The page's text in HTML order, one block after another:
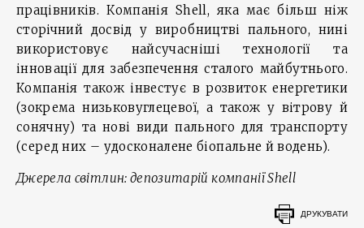
працівників. Компанія Shell, яка має більш ніж
сторічний досвід у виробництві пального, нині
використовує найсучасніші технології та
інновації для забезпечення сталого майбутнього.
Компанія також інвестує в розвиток енергетики
(зокрема низьковуглецевої, а також у вітрову й
сонячну) та нові види пального для транспорту
(серед них – удосконалене біопальне й водень).
Джерела світлин: депозитарій компанії Shell
ДРУКУВАТИ